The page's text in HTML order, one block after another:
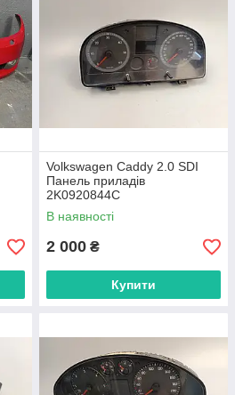
Volkswagen Caddy 2.0 SDI
Панель приладів
2K0920844C
В наявності
2 000 ₴
Купити